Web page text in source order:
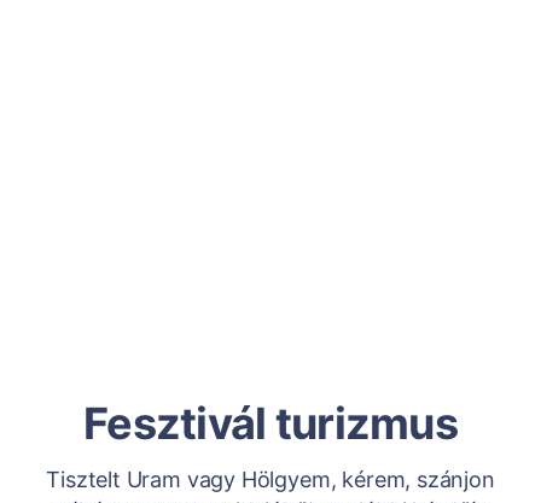
Fesztivál turizmus
Tisztelt Uram vagy Hölgyem, kérem, szánjon